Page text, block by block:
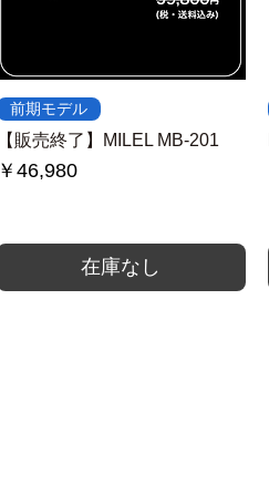
クイックビュー
前期モデル
【販売終了】MILEL MB-201
価格
￥46,980
在庫なし